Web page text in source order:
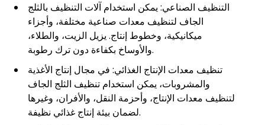
التنظيف الصناعي: يمكن استخدام آلات التنظيف بالثلج
الجاف لتنظيف معدات صناعية مختلفة، وأجزاء
ميكانيكية، وخطوط إنتاج. يزيل الزيت، والطلاء،
والأوساخ بكفاءة دون ترك رطوبة.
تنظيف معدات الإنتاج الغذائي: في مجال إنتاج الأغذية
والمشروبات، يمكن استخدام تنظيف الثلج الجاف
لتنظيف معدات الإنتاج، وأحزمة النقل، والأفران، وغيرها
لضمان بيئة إنتاج غذائي نظيفة.